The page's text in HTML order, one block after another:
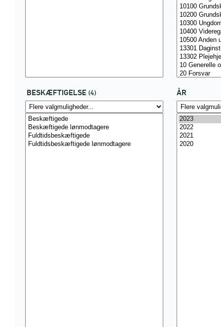
BESKÆFTIGELSE (4) ÅR